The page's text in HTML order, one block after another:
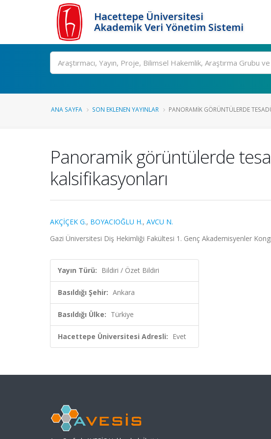
Hacettepe Üniversitesi
Akademik Veri Yönetim Sistemi
Ara
ANA SAYFA SON EKLENEN YAYINLAR PANORAMIK GÖRÜNTÜLERDE
Panoramik görüntülerde
kalsifikasyonları
AKÇİÇEK G., BOYACIOĞLU H., AVCU N.
Gazi Üniversitesi Diş Hekimliği Fakültesi 1. Genç Akademisyenler
Yayın Türü: Bildiri / Özet Bildiri
Basıldığı Şehir: Ankara
Basıldığı Ülke: Türkiye
Hacettepe Üniversitesi Adresli: Evet